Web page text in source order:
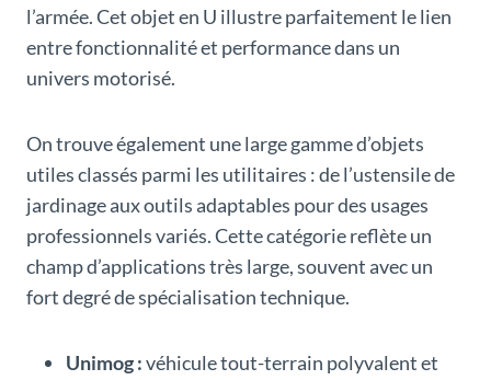
l’armée. Cet objet en U illustre parfaitement le lien
entre fonctionnalité et performance dans un
univers motorisé.
On trouve également une large gamme d’objets
utiles classés parmi les utilitaires : de l’ustensile de
jardinage aux outils adaptables pour des usages
professionnels variés. Cette catégorie reflète un
champ d’applications très large, souvent avec un
fort degré de spécialisation technique.
Unimog :véhicule tout-terrain polyvalent et